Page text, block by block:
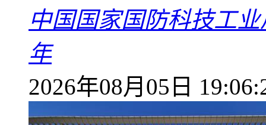
中国国家国防科技工
年
2026年08月05日